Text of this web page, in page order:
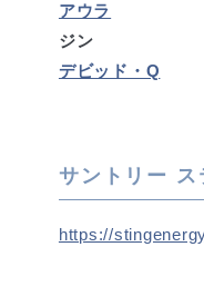
アウラ
ジン
デビッド・Q
サントリー ス
https://